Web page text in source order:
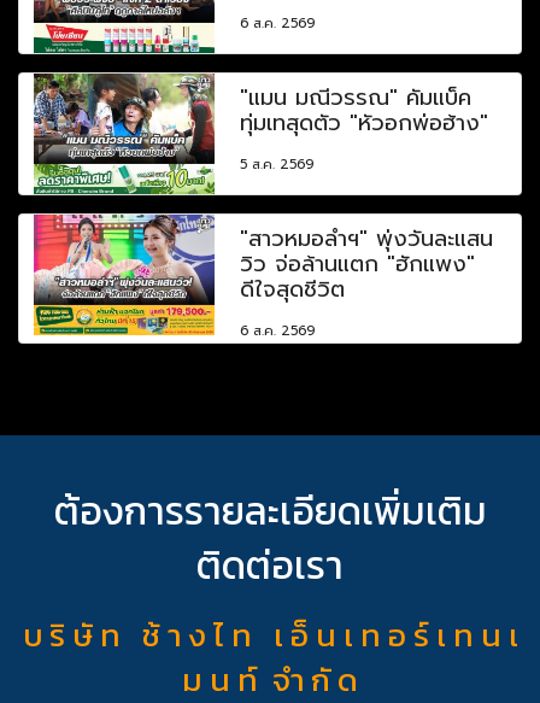
6 ส.ค. 2569
"แมน มณีวรรณ" คัมแบ็ค
ทุ่มเทสุดตัว "หัวอกพ่อฮ้าง"
5 ส.ค. 2569
"สาวหมอลำฯ" พุ่งวันละแสน
วิว จ่อล้านแตก "ฮักแพง"
ดีใจสุดชีวิต
6 ส.ค. 2569
ต้องการรายละเอียดเพิ่มเติม
ติดต่อเรา
บ ริ ษั ท ช้ า ง ไ ท เ อ็ น เ ท อ ร์ เ ท น เ
ม น ท์ จำ กั ด